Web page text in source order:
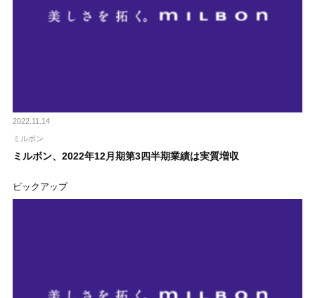
2022.11.14
ミルボン
ミルボン、2022年12月期第3四半期業績は実質増収
ピックアップ